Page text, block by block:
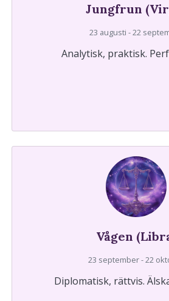
Jungfrun
23 augusti - 22
Analytisk, praktisk.
Vågen
23 september - 22
Diplomatisk, rättvis.